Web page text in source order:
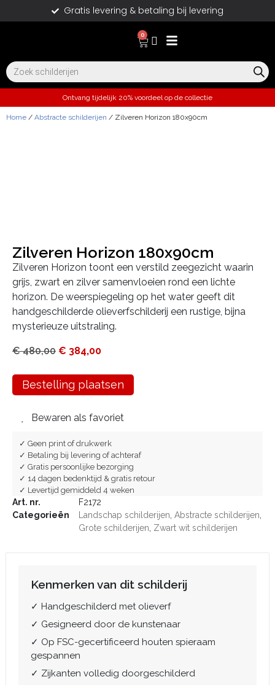
Gratis levering & betaling bij levering
0
Ontvang tijdelijk 20% voordeel op de collectie
Home / Abstracte schilderijen / Zilveren Horizon 180x90cm
Zilveren Horizon 180x90cm
Zilveren Horizon toont een verstild zeegezicht waarin
grijs, zwart en zilver samenvloeien rond een lichte
horizon. De weerspiegeling op het water geeft dit
handgeschilderde olieverfschilderij een rustige, bijna
mysterieuze uitstraling.
€480,00 € 384,00
Bestelling plaatsen
Bewaren als favoriet
✓ Geen print of drukwerk
✓ Betaling bij levering of achteraf
✓ Gratis persoonlijke bezorging
✓ 14 dagen bedenktijd & gratis retour
✓ Levertijd gemiddeld 4 weken
Art. nr.
F2172
Categorieën
Landschap schilderijen Abstracte schilderijen
Grote schilderijen Zwart wit schilderijen
Kenmerken van dit schilderij
✓ Handgeschilderd met olieverf
✓ Gesigneerd door de kunstenaar
✓ Op FSC-gecertificeerd houten spieraam
gespannen
✓ Zijkanten volledig doorgeschilderd